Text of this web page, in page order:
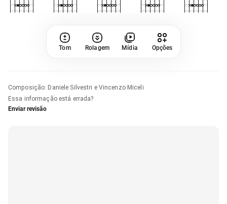
Tom Rolagem Mídia Opções
Composição: Daniele Silvestri e Vincenzo Miceli
Essa informação está errada?
Enviar revisão